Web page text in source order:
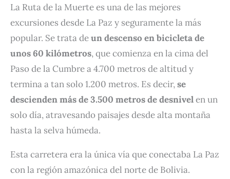
La Ruta de la Muerte es una de las mejores
excursiones desde La Paz y seguramente la más
popular. Se trata deun descenso en bicicleta de
unos 60 kilómetros, que comienza en la cima del
Paso de la Cumbre a 4.700 metros de altitud y
termina a tan solo 1.200 metros. Es decir,se
descienden más de 3.500 metros de desnivelen un
solo día, atravesando paisajes desde alta montaña
hasta la selva húmeda.
Esta carretera era la única vía que conectaba La Paz
con la región amazónica del norte de Bolivia.